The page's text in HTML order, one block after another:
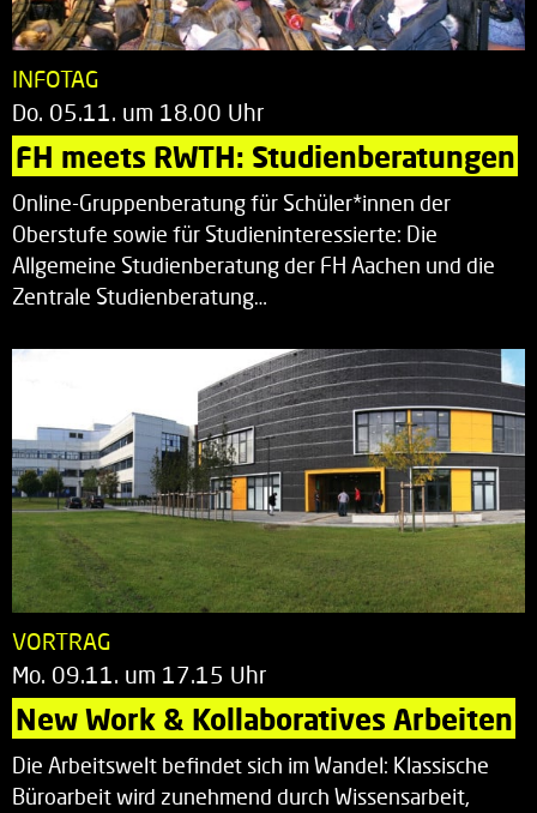
INFOTAG
Do. 05.11. um 18.00 Uhr
FH meets RWTH: Studienberatungen
Online-Gruppenberatung für Schüler*innen der
Oberstufe sowie für Studieninteressierte: Die
Allgemeine Studienberatung der FH Aachen und die
Zentrale Studienberatung…
VORTRAG
Mo. 09.11. um 17.15 Uhr
New Work & Kollaboratives Arbeiten
Die Arbeitswelt befindet sich im Wandel: Klassische
Büroarbeit wird zunehmend durch Wissensarbeit,